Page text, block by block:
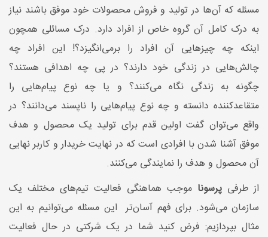
مسئله که آن‌ها در تولید و فروش محصولات خود موفق باشند نیاز
به درک کامل آن گروه خاص از افراد دارد. درک مسائلی همچون
اینکه چه چیزهایی آن افراد را برمی‌انگیزد؟! این افراد چه
چالش‌هایی در زندگی خود دارند؟ در پی چه اهدافی هستند؟
چگونه به زندگی نگاه می‌کنند؟ و یا چه نوع پیام‌هایی را
متقاعدکننده دانسته و چه نوع پیام‌هایی را ناپسند می‌دانند؟ در
واقع می‌توان گفت اولین قدم برای تولید یک محصول و هدف
موفق آشنا شدن با افرادی است که در نهایت خریدار و کاربر نهایی
آن محصول و هدف را نمایندگی می‌کنند.
از طرفی پرسونا موجب هماهنگی فعالیت تیم‌های مختلف یک
سازمان می‌شود. برای فهم آسان‌تر این مسئله می‌توانیم به این
مثال بپردازیم: فرض کنید شما در یک شرکتی در حال فعالیت